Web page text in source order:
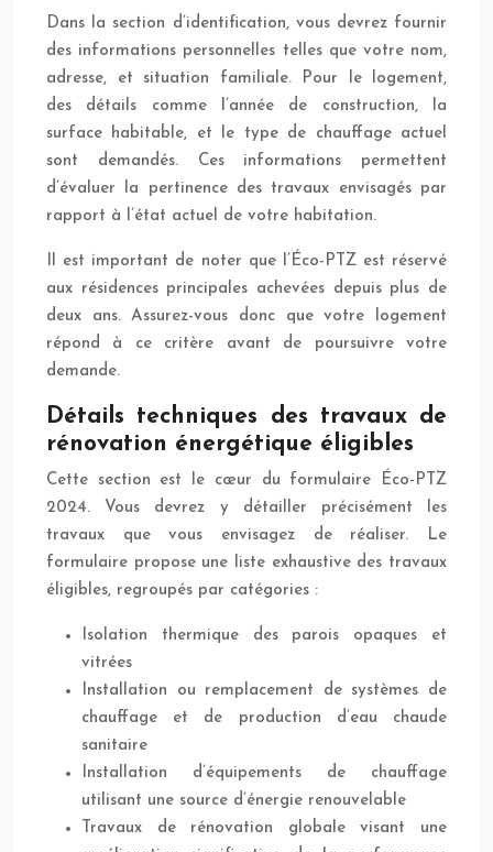
Dans la section d’identification, vous devrez fournir
des informations personnelles telles que votre nom,
adresse, et situation familiale. Pour le logement,
des détails comme l’année de construction, la
surface habitable, et le type de chauffage actuel
sont demandés. Ces informations permettent
d’évaluer la pertinence des travaux envisagés par
rapport à l’état actuel de votre habitation.
Il est important de noter que l’Éco-PTZ est réservé
aux résidences principales achevées depuis plus de
deux ans. Assurez-vous donc que votre logement
répond à ce critère avant de poursuivre votre
demande.
Détails techniques des travaux de
rénovation énergétique éligibles
Cette section est le cœur du formulaire Éco-PTZ
2024. Vous devrez y détailler précisément les
travaux que vous envisagez de réaliser. Le
formulaire propose une liste exhaustive des travaux
éligibles, regroupés par catégories :
Isolation thermique des parois opaques et
vitrées
Installation ou remplacement de systèmes de
chauffage et de production d’eau chaude
sanitaire
Installation d’équipements de chauffage
utilisant une source d’énergie renouvelable
Travaux de rénovation globale visant une